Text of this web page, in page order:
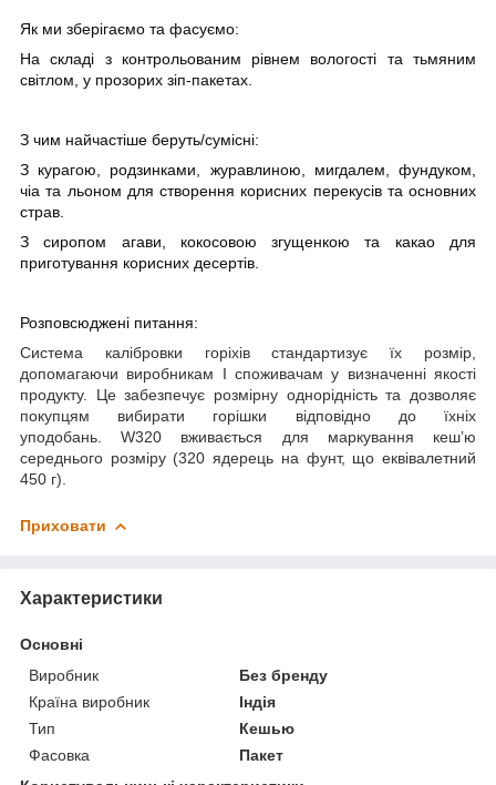
Як ми зберігаємо та фасуємо:
На
складі з контрольованим рівнем вологості та тьмяним
світлом, у прозорих зіп-пакетах.
З чим найчастіше беруть/cумісні:
З курагою, родзинками, журавлиною, мигдалем, фундуком,
чіа та льоном для створення корисних перекусів та основних
страв.
З сиропом агави, кокосовою згущенкою та какао для
приготування корисних десертів.
Розповсюджені питання:
Система калібровки горіхів стандартизує їх розмір,
допомагаючи виробникам І споживачам у визначенні якості
продукту. Це забезпечує розмірну однорідність та дозволяє
покупцям вибирати горішки відповідно до їхніх
уподобань.W320 вживається для маркування кеш’ю
середнього розміру (320 ядерець на фунт, що еквівалетний
450 г).
Приховати
Характеристики
Основні
Виробник
Без бренду
Країна виробник
Індія
Тип
Кешью
Фасовка
Пакет